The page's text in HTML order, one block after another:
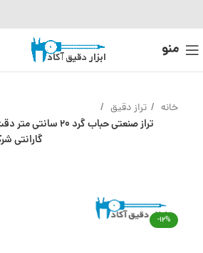
منو
خانه تراز دقیق
گارانتی
-12%